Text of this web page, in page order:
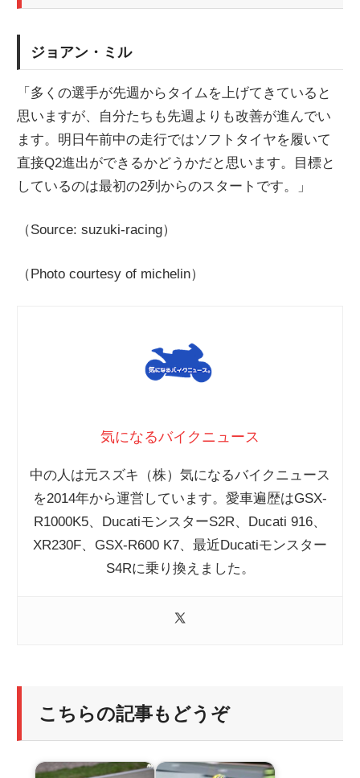
ジョアン・ミル
「多くの選手が先週からタイムを上げてきていると
思いますが、自分たちも先週よりも改善が進んでい
ます。明日午前中の走行ではソフトタイヤを履いて
直接Q2進出ができるかどうかだと思います。目標と
しているのは最初の2列からのスタートです。」
（Source: suzuki-racing）
（Photo courtesy of michelin）
気になるバイクニュース
中の人は元スズキ（株）気になるバイクニュース
を2014年から運営しています。愛車遍歴はGSX-
R1000K5、DucatiモンスターS2R、Ducati 916、
XR230F、GSX-R600 K7、最近Ducatiモンスター
S4Rに乗り換えました。
こちらの記事もどうぞ